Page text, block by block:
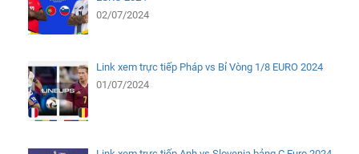
02/07/2024
Link xem trực tiếp Pháp vs Bỉ Vòng 1/8 EURO 2024
01/07/2024